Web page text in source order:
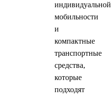
индивидуальной
мобильности
и
компактные
транспортные
средства,
которые
подходят